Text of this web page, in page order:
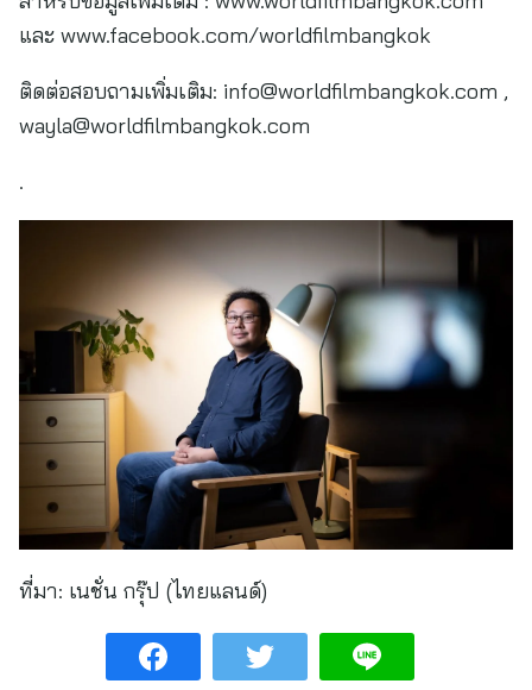
และ www.facebook.com/worldfilmbangkok
ติดต่อสอบถามเพิ่มเติม: info@worldfilmbangkok.com ,
wayla@worldfilmbangkok.com
.
ที่มา: เนชั่น กรุ๊ป (ไทยแลนด์)